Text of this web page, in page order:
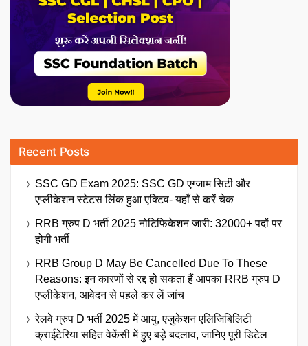
Recent Posts
SSC GD Exam 2025: SSC GD एग्जाम सिटी और
एप्लीकेशन स्टेटस लिंक हुआ एक्टिव- यहाँ से करें चेक
RRB ग्रुप D भर्ती 2025 नोटिफिकेशन जारी: 32000+ पदों पर
होगी भर्ती
RRB Group D May Be Cancelled Due To These
Reasons: इन कारणों से रद्द हो सकता हैं आपका RRB ग्रुप D
एप्लीकेशन, आवेदन से पहले कर लें जांच
रेलवे ग्रुप D भर्ती 2025 में आयु, एजुकेशन एलिजिबिलिटी
क्राईटेरिया सहित वेकेंसी में हुए बड़े बदलाव, जानिए पूरी डिटेल